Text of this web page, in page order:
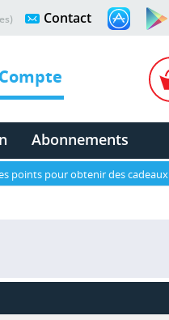
Contact
Abonnements
points pour obtenir des cadeaux